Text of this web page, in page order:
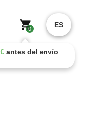
0
€ antes del envío
ES